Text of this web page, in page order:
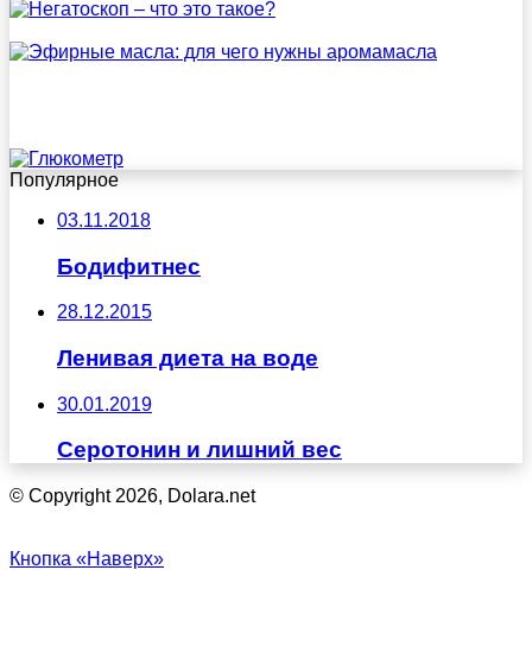
Популярное
03.11.2018
Бодифитнес
28.12.2015
Ленивая диета на воде
30.01.2019
Серотонин и лишний вес
© Copyright 2026, Dolara.net
Кнопка «Наверх»